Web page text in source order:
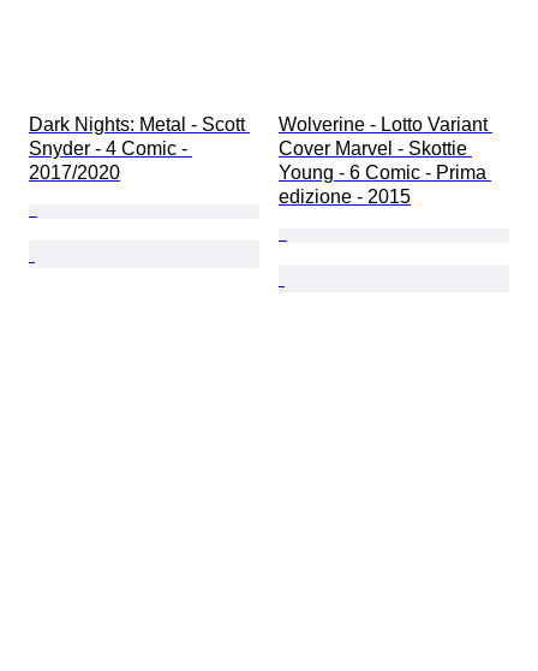
Dark Nights: Metal - Scott
Snyder - 4 Comic -
2017/2020
Wolverine - Lotto Variant
Cover Marvel - Skottie
Young - 6 Comic - Prima
edizione - 2015